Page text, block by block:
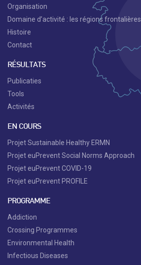
Organisation
Domaine d’activité : les régions frontalières
Histoire
Contact
RÉSULTATS
Publicaties
Tools
Activités
EN COURS
Projet Sustainable Healthy ERMN
Projet euPrevent Social Norms Approach
Projet euPrevent COVID-19
Projet euPrevent PROFILE
PROGRAMME
Addiction
Crossing Programmes
Environmental Health
Infectious Diseases